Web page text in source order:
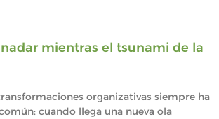
mientras el tsunami de la
organizativas siempre ha
cuando llega una nueva ola